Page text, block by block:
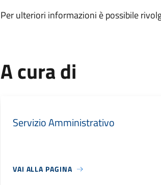
Per ulteriori informazioni è possibile
A cura di
Servizio Amministrativo
VAI ALLA PAGINA